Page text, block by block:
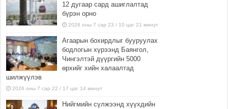
12 дугаар сард ашиглалтад
бүрэн орно
2026 оны 7 сар 23 / 10 цаг 21 минут
Агаарын бохирдлыг бууруулах
бодлогын хүрээнд Баянгол,
Чингэлтэй дүүргийн 5000
өрхийг хийн халаалтад
шилжүүлэв
2026 оны 7 сар 22 / 17 цаг 14 минут
Нийгмийн сүлжээнд хүүхдийн